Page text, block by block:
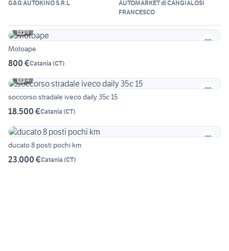
G&G AUTOKINO S.R.L
AUTOMARKET di CANGIALOSI
FRANCESCO
6
Motoape
800 €Catania (CT)
4
soccorso stradale iveco daily 35c 15
18.500 €Catania (CT)
ducato 8 posti pochi km
23.000 €Catania (CT)